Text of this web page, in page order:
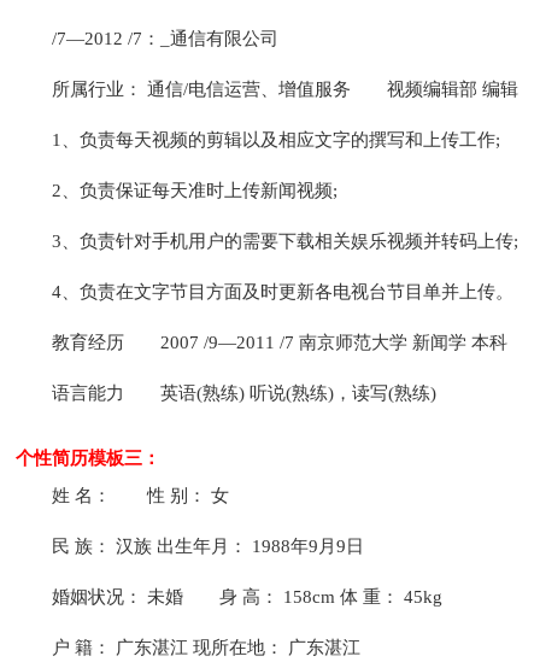
/7—2012 /7：_通信有限公司
所属行业： 通信/电信运营、增值服务 视频编辑部 编辑
1、负责每天视频的剪辑以及相应文字的撰写和上传工作;
2、负责保证每天准时上传新闻视频;
3、负责针对手机用户的需要下载相关娱乐视频并转码上传;
4、负责在文字节目方面及时更新各电视台节目单并上传。
教育经历 2007 /9—2011 /7 南京师范大学 新闻学 本科
语言能力 英语(熟练) 听说(熟练)，读写(熟练)
个性简历模板三：
姓 名：
性 别： 女
民 族： 汉族 出生年月： 1988年9月9日
婚姻状况： 未婚 身 高： 158cm 体 重： 45kg
户 籍： 广东湛江 现所在地： 广东湛江